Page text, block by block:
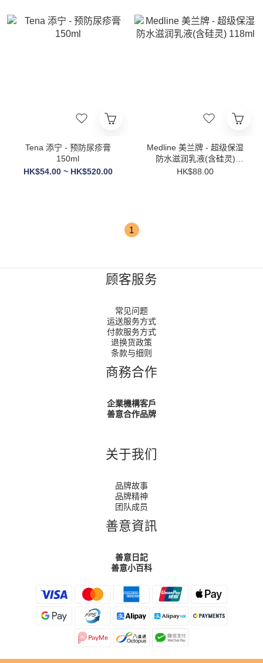
Tena 添宁 - 预防尿疹膏
150ml
HK$54.00 ~ HK$520.00
Medline 美兰牌 - 超级保湿
防水滋润乳液(含硅灵)
118ml
HK$88.00
1
顾客服务
常见问题
运送服务方式
付款服务方式
退换货政策
条款与细则
商務合作
企業機構客戶
善意合作品牌
关于我们
品牌故事
品牌精神
团队成员
善意資訊
善意日記
善意小百科